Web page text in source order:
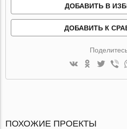
ДОБАВИТЬ В
ДОБАВИТЬ К
ПОХОЖИЕ ПРОЕКТЫ